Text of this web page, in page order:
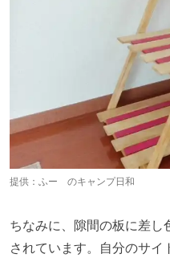
提供： ふー のキャンプ日和
ちなみに、隙間の板に差
されています。自分のサ